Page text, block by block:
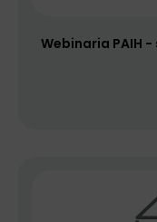
Webinaria PAIH